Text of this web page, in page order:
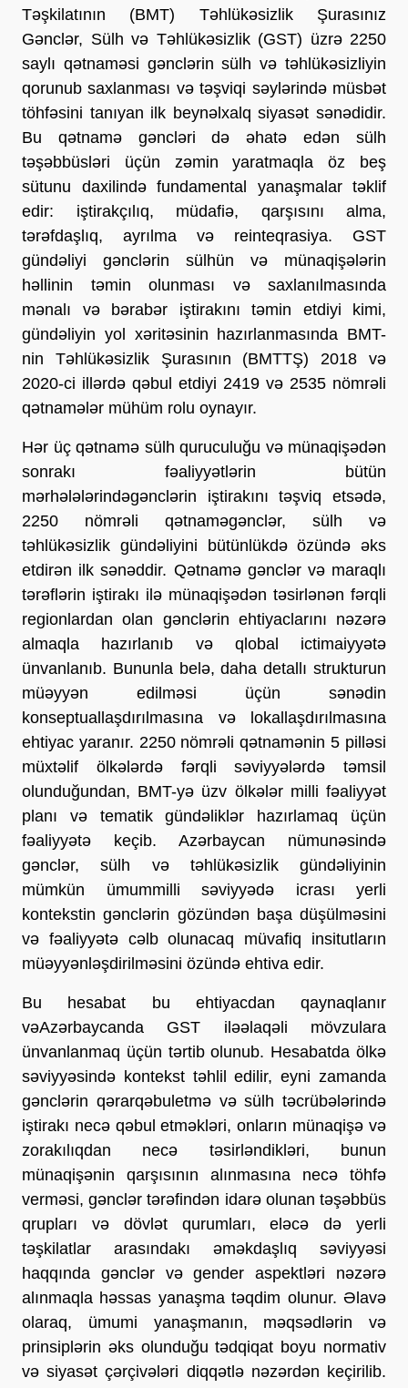
Təşkilatının (BMT) Təhlükəsizlik Şurasınız
Gənclər, Sülh və Təhlükəsizlik (GST) üzrə 2250
saylı qətnaməsi gənclərin sülh və təhlükəsizliyin
qorunub saxlanması və təşviqi səylərində müsbət
töhfəsini tanıyan ilk beynəlxalq siyasət sənədidir.
Bu qətnamə gəncləri də əhatə edən sülh
təşəbbüsləri üçün zəmin yaratmaqla öz beş
sütunu daxilində fundamental yanaşmalar təklif
edir: iştirakçılıq, müdafiə, qarşısını alma,
tərəfdaşlıq, ayrılma və reinteqrasiya. GST
gündəliyi gənclərin sülhün və münaqişələrin
həllinin təmin olunması və saxlanılmasında
mənalı və bərabər iştirakını təmin etdiyi kimi,
gündəliyin yol xəritəsinin hazırlanmasında BMT-
nin Təhlükəsizlik Şurasının (BMTTŞ) 2018 və
2020-ci illərdə qəbul etdiyi 2419 və 2535 nömrəli
qətnamələr mühüm rolu oynayır.
Hər üç qətnamə sülh quruculuğu və münaqişədən
sonrakı fəaliyyətlərin bütün
mərhələlərindəgənclərin iştirakını təşviq etsədə,
2250 nömrəli qətnaməgənclər, sülh və
təhlükəsizlik gündəliyini bütünlükdə özündə əks
etdirən ilk sənəddir. Qətnamə gənclər və maraqlı
tərəflərin iştirakı ilə münaqişədən təsirlənən fərqli
regionlardan olan gənclərin ehtiyaclarını nəzərə
almaqla hazırlanıb və qlobal ictimaiyyətə
ünvanlanıb. Bununla belə, daha detallı strukturun
müəyyən edilməsi üçün sənədin
konseptuallaşdırılmasına və lokallaşdırılmasına
ehtiyac yaranır. 2250 nömrəli qətnamənin 5 pilləsi
müxtəlif ölkələrdə fərqli səviyyələrdə təmsil
olunduğundan, BMT-yə üzv ölkələr milli fəaliyyət
planı və tematik gündəliklər hazırlamaq üçün
fəaliyyətə keçib. Azərbaycan nümunəsində
gənclər, sülh və təhlükəsizlik gündəliyinin
mümkün ümummilli səviyyədə icrası yerli
kontekstin gənclərin gözündən başa düşülməsini
və fəaliyyətə cəlb olunacaq müvafiq insitutların
müəyyənləşdirilməsini özündə ehtiva edir.
Bu hesabat bu ehtiyacdan qaynaqlanır
vəAzərbaycanda GST iləəlaqəli mövzulara
ünvanlanmaq üçün tərtib olunub. Hesabatda ölkə
səviyyəsində kontekst təhlil edilir, eyni zamanda
gənclərin qərarqəbuletmə və sülh təcrübələrində
iştirakı necə qəbul etməkləri, onların münaqişə və
zorakılıqdan necə təsirləndikləri, bunun
münaqişənin qarşısının alınmasına necə töhfə
verməsi, gənclər tərəfindən idarə olunan təşəbbüs
qrupları və dövlət qurumları, eləcə də yerli
təşkilatlar arasındakı əməkdaşlıq səviyyəsi
haqqında gənclər və gender aspektləri nəzərə
alınmaqla həssas yanaşma təqdim olunur. Əlavə
olaraq, ümumi yanaşmanın, məqsədlərin və
prinsiplərin əks olunduğu tədqiqat boyu normativ
və siyasət çərçivələri diqqətlə nəzərdən keçirilib.